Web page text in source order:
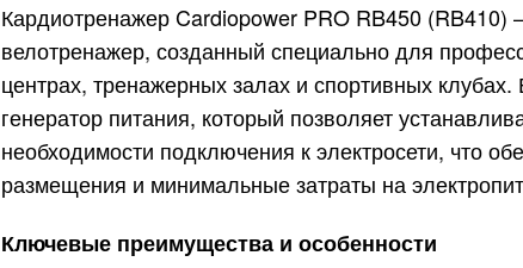
Кардиотренажер Cardiopower PRO RB450
велотренажер, созданный специально для
центрах, тренажерных залах и спортивных
генератор питания, который позволяет
необходимости подключения к электросети, что
размещения и минимальные затраты на
Ключевые преимущества и особенности